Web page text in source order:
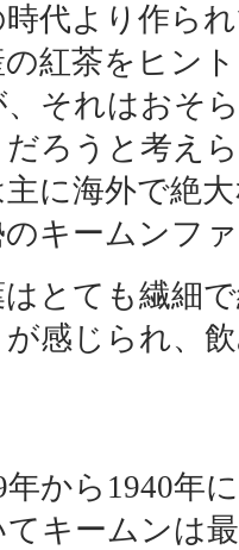
代より作ら
の紅茶をヒン
、それはおそ
だろうと考え
に海外で絶
のキームンフ
とても繊細
が感じられ、
年から1940年
てキームンは